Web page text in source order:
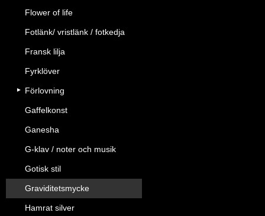
Flower of life
Fotlänk/ vristlänk / fotkedja
Fransk lilja
Fyrklöver
Förlovning
Gaffelkonst
Ganesha
G-klav / noter och musik
Gotisk stil
Graviditetsmycke
Hamrat silver